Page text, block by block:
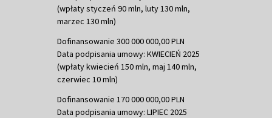
(wpłaty styczeń 90 mln, luty 130 mln,
marzec 130 mln)
Dofinansowanie 300 000 000,00 PLN
Data podpisania umowy: KWIECIEŃ 2025
(wpłaty kwiecień 150 mln, maj 140 mln,
czerwiec 10 mln)
Dofinansowanie 170 000 000,00 PLN
Data podpisania umowy: LIPIEC 2025